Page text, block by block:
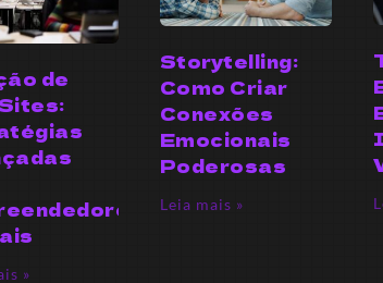
de
»
Storytelling:
Como Criar
Conexões
Emocionais
Poderosas
Leia mais »